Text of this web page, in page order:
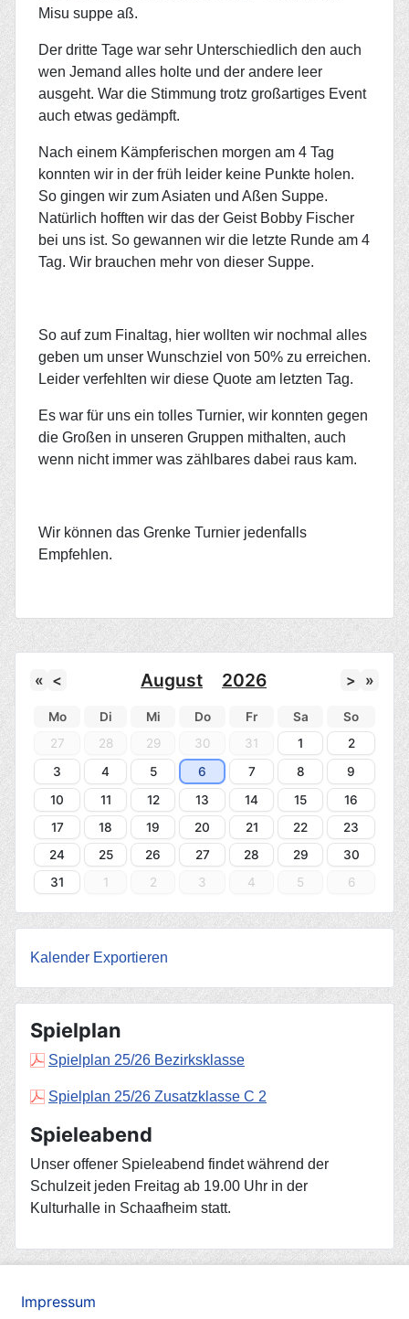
« < August 2026 > »
Mo Di Mi Do Fr Sa
So
27
28 29 30 31 1
2
3
4 5 6 7 8
9
10
11 12 13 14 15
16
17
18 19 20 21 22
23
24
25 26 27 28 29
30
31
1 2 3 4 5 6
Kalender Exportieren
Spielplan
Spielplan 25/26 Bezirksklasse
Spielplan 25/26 Zusatzklasse C 2
Spieleabend
Unser offener Spieleabend findet während der
Schulzeit jeden Freitag ab 19.00 Uhr in der
Kulturhalle in Schaafheim statt.
Misu suppe aß.
Der dritte Tage war sehr Unterschiedlich den auch
wen Jemand alles holte und der andere leer
ausgeht. War die Stimmung trotz großartiges Event
auch etwas gedämpft.
Nach einem Kämpferischen morgen am 4 Tag
konnten wir in der früh leider keine Punkte holen.
So gingen wir zum Asiaten und Aßen Suppe.
Natürlich hofften wir das der Geist Bobby Fischer
bei uns ist. So gewannen wir die letzte Runde am 4
Tag. Wir brauchen mehr von dieser Suppe.
So auf zum Finaltag, hier wollten wir nochmal alles
geben um unser Wunschziel von 50% zu erreichen.
Leider verfehlten wir diese Quote am letzten Tag.
Es war für uns ein tolles Turnier, wir konnten gegen
die Großen in unseren Gruppen mithalten, auch
wenn nicht immer was zählbares dabei raus kam.
Wir können das Grenke Turnier jedenfalls
Empfehlen.
Impressum